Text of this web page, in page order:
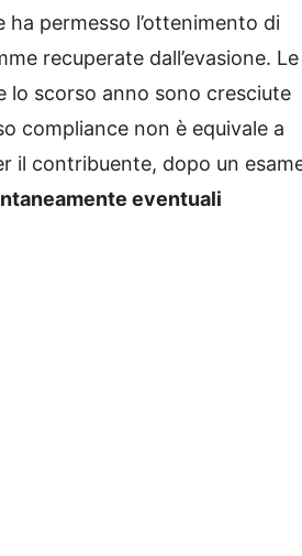
permesso l’ottenimento di
recuperate dall’evasione. Le
lo scorso anno sono cresciute
compliance non è equivale a
il contribuente, dopo un
eventuali